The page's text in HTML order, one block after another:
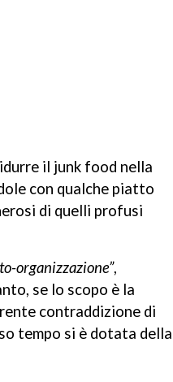
il junk food nella
con qualche piatto
di quelli profusi
organizzazione”,
se lo scopo è la
contraddizione di
tempo si è dotata della